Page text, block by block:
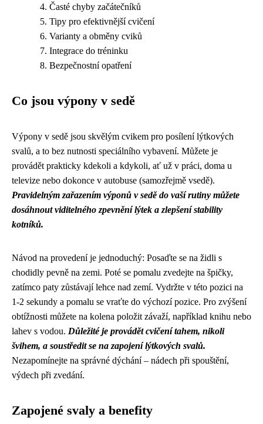
Časté chyby začátečníků
Tipy pro efektivnější cvičení
Varianty a obměny cviků
Integrace do tréninku
Bezpečnostní opatření
Co jsou výpony v sedě
Výpony v sedě jsou skvělým cvikem pro posílení lýtkových
svalů, a to bez nutnosti speciálního vybavení. Můžete je
provádět prakticky kdekoli a kdykoli, ať už v práci, doma u
televize nebo dokonce v autobuse (samozřejmě vsedě).
Pravidelným zařazením výponů v sedě do vaší rutiny můžete
dosáhnout viditelného zpevnění lýtek a zlepšení stability
kotníků.
Návod na provedení je jednoduchý: Posaďte se na židli s
chodidly pevně na zemi. Poté se pomalu zvedejte na špičky,
zatímco paty zůstávají lehce nad zemí. Vydržte v této pozici na
1-2 sekundy a pomalu se vraťte do výchozí pozice. Pro zvýšení
obtížnosti můžete na kolena položit závaží, například knihu nebo
lahev s vodou. Důležité je provádět cvičení tahem, nikoli
švihem, a soustředit se na zapojení lýtkových svalů.
Nezapomínejte na správné dýchání – nádech při spouštění,
výdech při zvedání.
Zapojené svaly a benefity